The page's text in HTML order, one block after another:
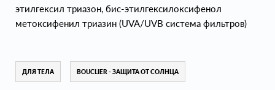
этилгексил триазон, бис-этилгексилоксифенол
метоксифенил триазин (UVA/UVB система фильтров)
ДЛЯ ТЕЛА BOUCLIER - ЗАЩИТА ОТ СОЛНЦА